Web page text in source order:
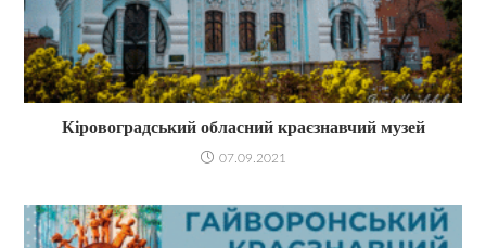
Кіровоградський обласний краєзнавчий музей
07.09.2021